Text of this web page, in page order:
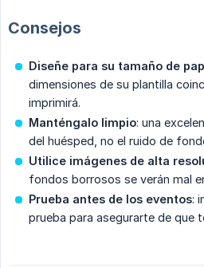
Consejos
Diseñe para su tamaño de
dimensiones de su plantilla
imprimirá.
Manténgalo limpio: una
del huésped, no el ruido de
Utilice imágenes de alta
fondos borrosos se verán mal
Prueba antes de los eventos:
prueba para asegurarte de que